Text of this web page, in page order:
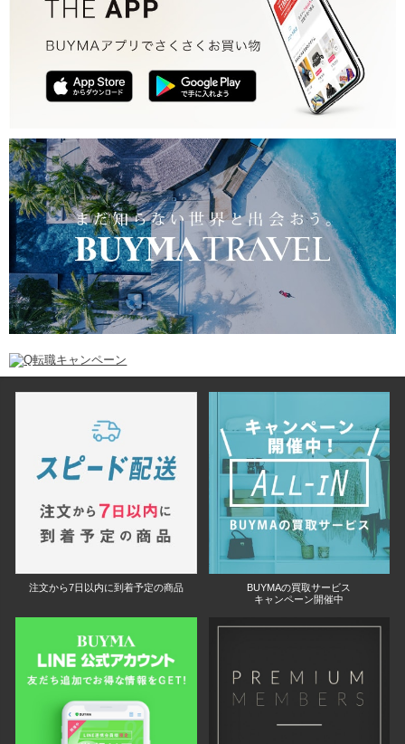
注文から7日以内に到着予定の商品
BUYMAの買取サービス
キャンペーン開催中